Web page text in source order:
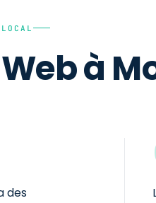
à
des